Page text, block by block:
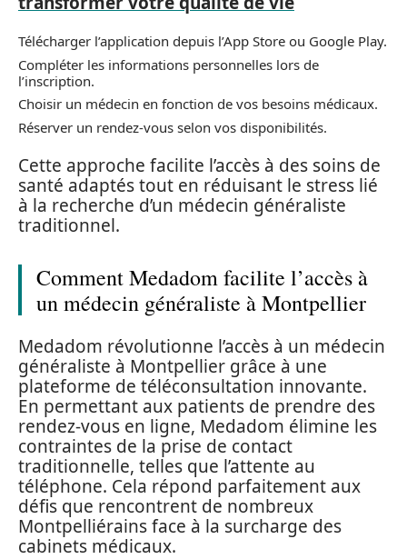
Télécharger l’application depuis l’App Store ou Google Play.
Compléter les informations personnelles lors de
l’inscription.
Choisir un médecin en fonction de vos besoins médicaux.
Réserver un rendez-vous selon vos disponibilités.
Cette approche facilite l’accès à des soins de
santé adaptés tout en réduisant le stress lié
à la recherche d’un médecin généraliste
traditionnel.
Comment Medadom facilite l’accès à
un médecin généraliste à Montpellier
Medadom révolutionne l’accès à un médecin
généraliste à Montpellier grâce à une
plateforme de téléconsultation innovante.
En permettant aux patients de prendre des
rendez-vous en ligne, Medadom élimine les
contraintes de la prise de contact
traditionnelle, telles que l’attente au
téléphone. Cela répond parfaitement aux
défis que rencontrent de nombreux
Montpelliérains face à la surcharge des
cabinets médicaux.